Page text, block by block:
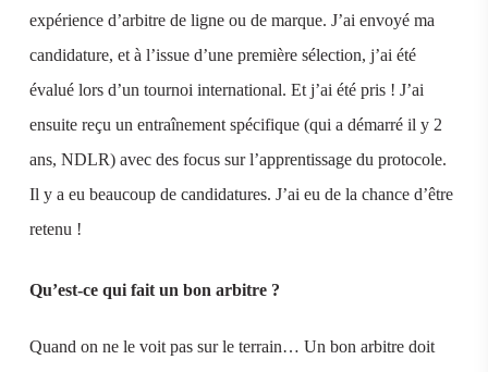
expérience d’arbitre de ligne ou de marque. J’ai envoyé ma
candidature, et à l’issue d’une première sélection, j’ai été
évalué lors d’un tournoi international. Et j’ai été pris ! J’ai
ensuite reçu un entraînement spécifique (qui a démarré il y 2
ans, NDLR) avec des focus sur l’apprentissage du protocole.
Il y a eu beaucoup de candidatures. J’ai eu de la chance d’être
retenu !
Qu’est-ce qui fait un bon arbitre ?
Quand on ne le voit pas sur le terrain… Un bon arbitre doit